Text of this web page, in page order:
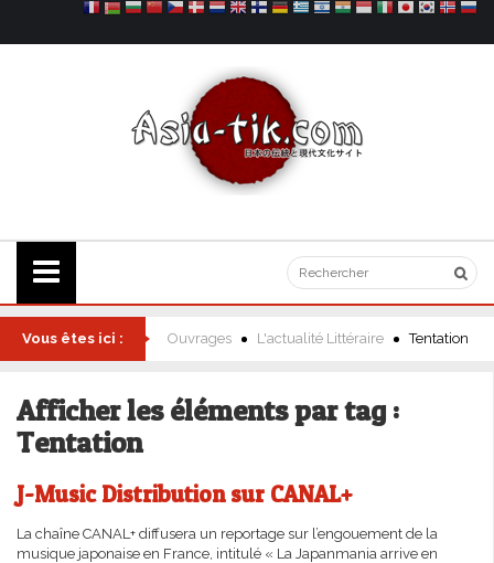
Vous êtes ici : Ouvrages L'actualité Littéraire Tentation
Afficher les éléments par tag :
Tentation
J-Music Distribution sur CANAL+
La chaîne CANAL+ diffusera un reportage sur l’engouement de la
musique japonaise en France, intitulé « La Japanmania arrive en